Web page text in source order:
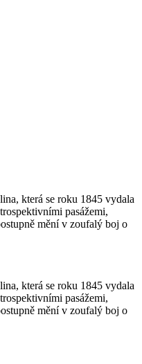
která se roku 1845 vydala
pasážemi,
mění v zoufalý boj o
která se roku 1845 vydala
pasážemi,
mění v zoufalý boj o